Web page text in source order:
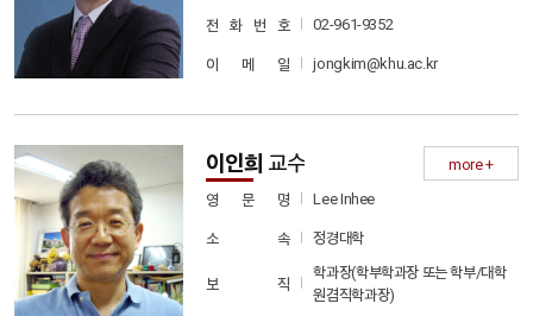
전 화 번 호 02-961-9352
이 메 일 jongkim@khu.ac.kr
이인희 교수
more +
영 문 명
Lee Inhee
소 속 정경대학
보 직
학과장(학부학과장 또는 학부/대학
원겸직학과장)